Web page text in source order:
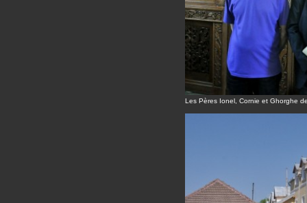
Les Pères Ionel, Cornie et Ghorghe